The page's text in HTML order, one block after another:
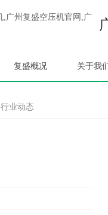
复盛概况 关于我
行业动态